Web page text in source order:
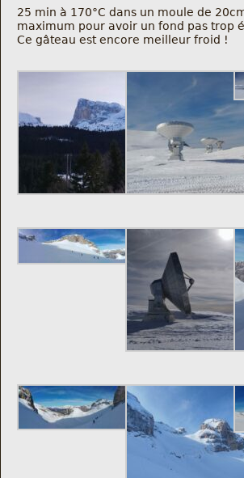
25 min à 170°C dans un moule de
maximum pour avoir un fond pas trop
Ce gâteau est encore meilleur froid !